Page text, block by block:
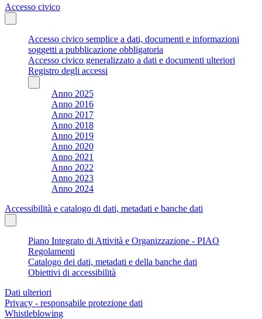
Accesso civico
Accesso civico semplice a dati, documenti e informazioni
soggetti a pubblicazione obbligatoria
Accesso civico generalizzato a dati e documenti ulteriori
Registro degli accessi
Anno 2025
Anno 2016
Anno 2017
Anno 2018
Anno 2019
Anno 2020
Anno 2021
Anno 2022
Anno 2023
Anno 2024
Accessibilità e catalogo di dati, metadati e banche dati
Piano Integrato di Attività e Organizzazione - PIAO
Regolamenti
Catalogo dei dati, metadati e della banche dati
Obiettivi di accessibilità
Dati ulteriori
Privacy - responsabile protezione dati
Whistleblowing